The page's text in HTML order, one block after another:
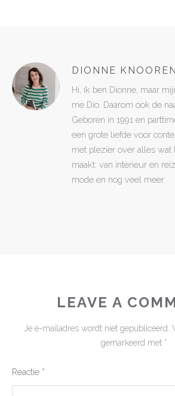
DIONNE KNOOREN
Hi, ik ben Dionne, maar
me Dio. Daarom ook de
Geboren in 1991 en
een grote liefde voor
met plezier over alles
maakt: van interieur en
mode en nog veel meer.
LEAVE A
Je e-mailadres wordt niet gepubliceerd.
gemarkeerd met *
Reactie *